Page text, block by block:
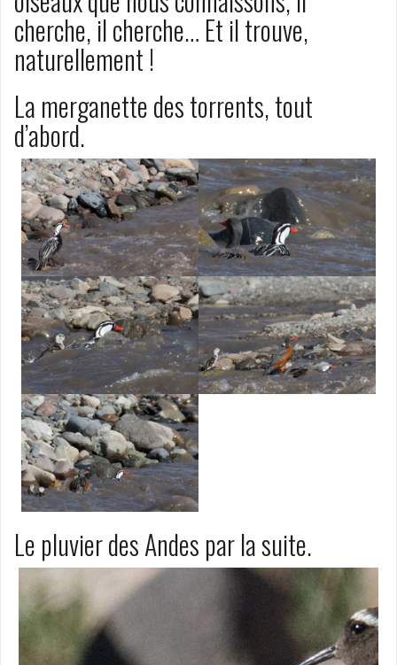
cherche, il cherche… Et il trouve,
naturellement !
La merganette des torrents, tout
d’abord.
Le pluvier des Andes par la suite.